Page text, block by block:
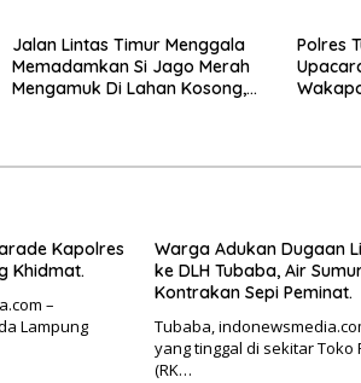
Jalan Lintas Timur Menggala
Memadamkan Si Jago Merah
Mengamuk Di Lahan Kosong,
Polres
Kapolres
Khidmat.
–
Lampung
Warga Adukan Dugaan
ke DLH Tubaba, Air
Kontrakan Sepi Peminat.
Tubaba,
yang tinggal di sekitar Toko
(RK…